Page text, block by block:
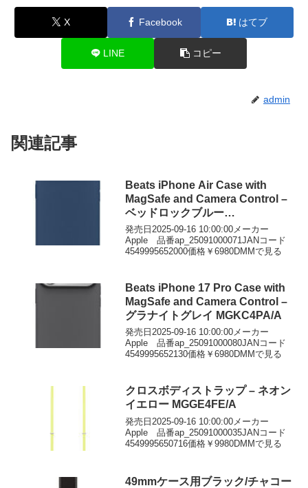
X Facebook はてブ
LINE コピー
admin
関連記事
Beats iPhone Air Case with
MagSafe and Camera Control –
ベッドロックブルー
MGJW4PA/A
発売日2025-09-16 10:00:00メーカー
Apple 品番ap_25091000071JANコード
4549995652000価格￥6980DMMで見る
Beats iPhone 17 Pro Case with
MagSafe and Camera Control –
グラナイトグレイ MGKC4PA/A
発売日2025-09-16 10:00:00メーカー
Apple 品番ap_25091000080JANコード
4549995652130価格￥6980DMMで見る
クロスボディストラップ – ネオン
イエロー MGGE4FE/A
発売日2025-09-16 10:00:00メーカー
Apple 品番ap_25091000035JANコード
4549995650716価格￥9980DMMで見る
49mmケース用ブラック/チャコー